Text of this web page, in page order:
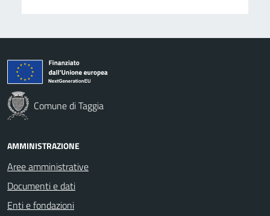
Comune di Taggia
AMMINISTRAZIONE
Aree amministrative
Documenti e dati
Enti e fondazioni